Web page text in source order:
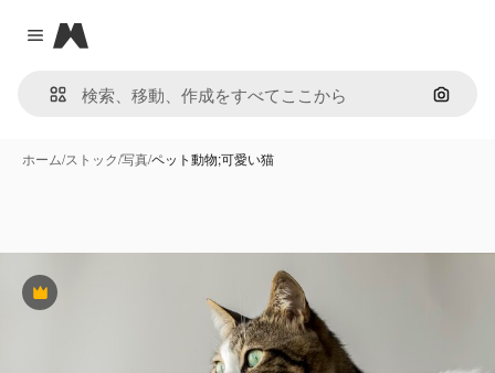
Close menu
Magnific
画像で
ホーム/ストック/写真/ペット動物;可愛い猫
Premium